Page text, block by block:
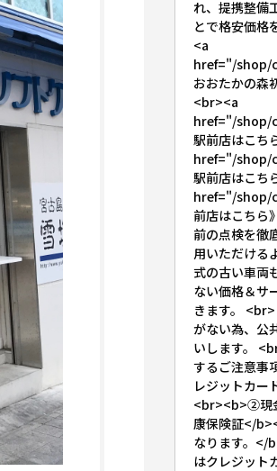
れ、提携整備
とで格安価格
<a
href="/shop/
おおたかの森
<br><a
href="/shop/
駅前店はこち
href="/shop/
駅前店はこち
href="/shop/
前店はこちら
前の点検を徹
用いただける
式の古い車両
ない価格＆サ
きます。
がない為、公
いします。
するご注意事
レジットカー
<br><b>②現
康保険証</
なります。</
はクレジット